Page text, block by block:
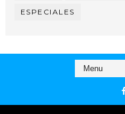
ESPECIALES